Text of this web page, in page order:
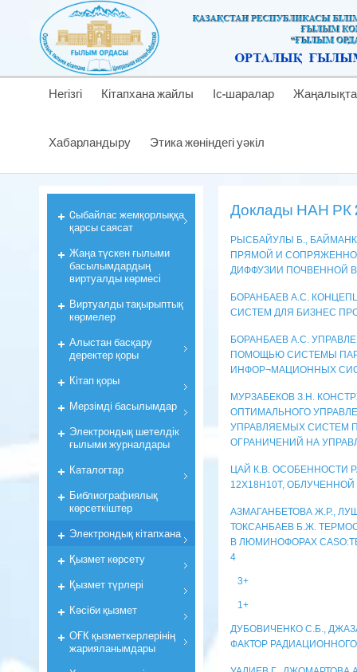
Негізгі Кітапхана жайлы Іс-шаралар
Хабарландыру Этика жөніндегі уәкіл
Доклады НАН РК
РЫСБАЙУЛЫ Б.,
ПРЯМОЙ И
ДИФФУЗИИ ПОЧВЕННОЙ
БОРАНБАЕВ А.С.
СИСТЕМ ДЛЯ БИЗНЕС
БОРАНБАЕВ А.С.
ПОМОЩЬЮ СИСТЕМЫ
ИНФОР¬МАЦИОННЫХ
МУРЗАБЕКОВ З.Н.
ОПТИМАЛЬНОГО
УПРАВЛЯЕМЫХ СИСТЕМ
ОГРАНИЧЕНИЙ НА
ЦАЙ К.В. ОСОБЕННОСТИ
12Х18Н10Т,
АЗМАГАНБЕТОВА Ж.Р.,
ТОКСАНБАЕВ Б.Ж.
В ЛЮМИНОФОРАХ CASO
4
3+
1+
ДУБОВИЧЕНКО С.Б.,
ФАКТОР
Cыбайлас жемқорлыққа
қарсы саясат
Жаңа түскен ғылыми
басылымдардың
виртуалды көрмесі
Виртуалды тақырыптық
көрмелер
Алыстан басқару
деректер қоры
Кiтап қоры
Мерзiмдi басылымдар
Электрондық шетелдік
ғылыми журналдары
Каталогтар
Библиографиялық
көрсеткiштер
Электрондық кiтапхана
Қызмет көрсету
Қызмет түрлері
Кәсіби қызмет
ОҒК қызметкерлерiнiң
жарияланымдары